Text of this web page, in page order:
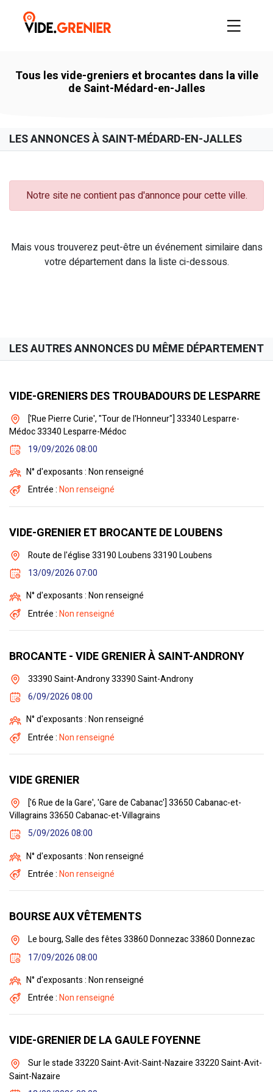
Tous les vide-greniers et brocantes dans la ville
de Saint-Médard-en-Jalles
LES ANNONCES À SAINT-MÉDARD-EN-JALLES
Notre site ne contient pas d'annonce pour cette ville.
Mais vous trouverez peut-être un événement similaire dans
votre département dans la liste ci-dessous.
LES AUTRES ANNONCES DU MÊME DÉPARTEMENT
VIDE-GRENIERS DES TROUBADOURS DE LESPARRE
['Rue Pierre Curie', "Tour de l'Honneur"] 33340 Lesparre-
Médoc 33340 Lesparre-Médoc
19/09/2026 08:00
N° d'exposants : Non renseigné
Entrée :Non renseigné
VIDE-GRENIER ET BROCANTE DE LOUBENS
Route de l'église 33190 Loubens 33190 Loubens
13/09/2026 07:00
N° d'exposants : Non renseigné
Entrée :Non renseigné
BROCANTE - VIDE GRENIER À SAINT-ANDRONY
33390 Saint-Androny 33390 Saint-Androny
6/09/2026 08:00
N° d'exposants : Non renseigné
Entrée :Non renseigné
VIDE GRENIER
['6 Rue de la Gare', 'Gare de Cabanac'] 33650 Cabanac-et-
Villagrains 33650 Cabanac-et-Villagrains
5/09/2026 08:00
N° d'exposants : Non renseigné
Entrée :Non renseigné
BOURSE AUX VÊTEMENTS
Le bourg, Salle des fêtes 33860 Donnezac 33860 Donnezac
17/09/2026 08:00
N° d'exposants : Non renseigné
Entrée :Non renseigné
VIDE-GRENIER DE LA GAULE FOYENNE
Sur le stade 33220 Saint-Avit-Saint-Nazaire 33220 Saint-Avit-
Saint-Nazaire